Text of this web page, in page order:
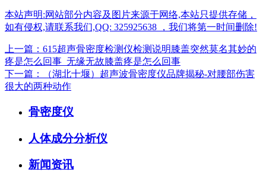
本站声明:网站部分内容及图片来源于网络,本站只提供存储，
如有侵权,请联系我们,QQ: 325925638 ，我们将第一时间删除!
上一篇：615超声骨密度检测仪检测说明膝盖突然莫名其妙的
疼是怎么回事_无缘无故膝盖疼是怎么回事
下一篇：（湖北十堰）超声波骨密度仪品牌揭秘-对腰部伤害
很大的两种动作
骨密度仪
人体成分分析仪
新闻资讯